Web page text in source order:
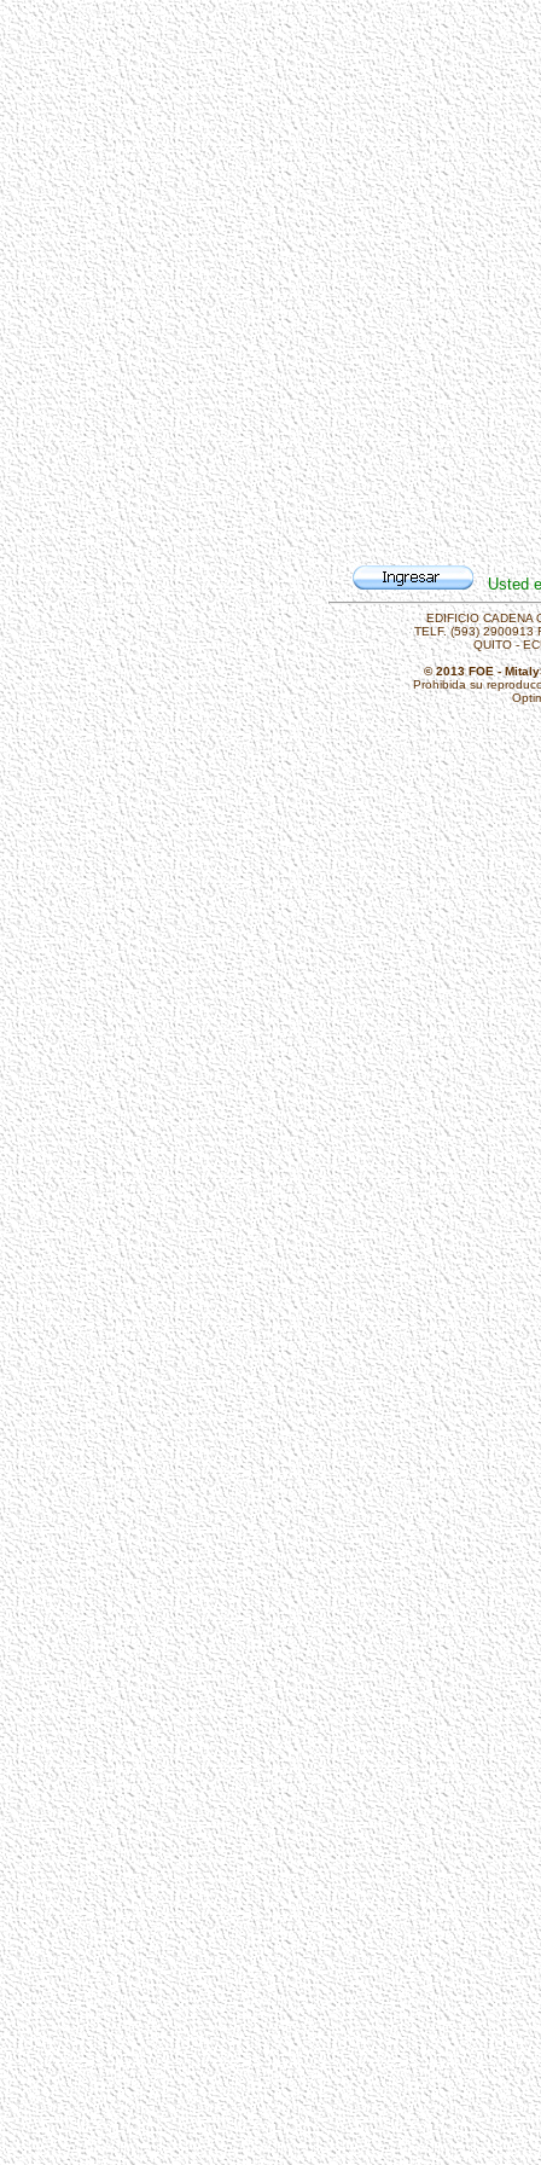
Usted
EDIFICIO CADENA
TELF. (593) 2900913
QUITO -
© 2013 FOE -
Prohibida su